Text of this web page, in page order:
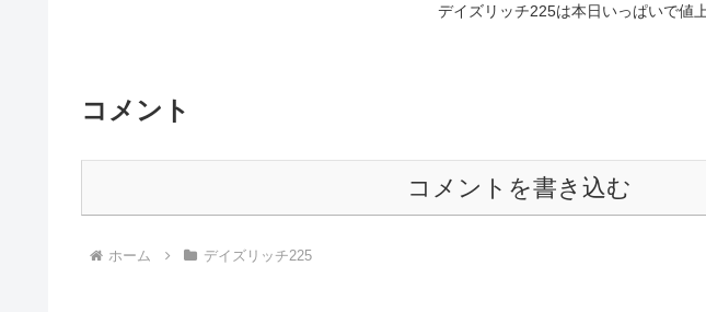
デイズリッチ225は本日いっぱいで値上
コメント
コメントを書き込む
ホーム デイズリッチ225